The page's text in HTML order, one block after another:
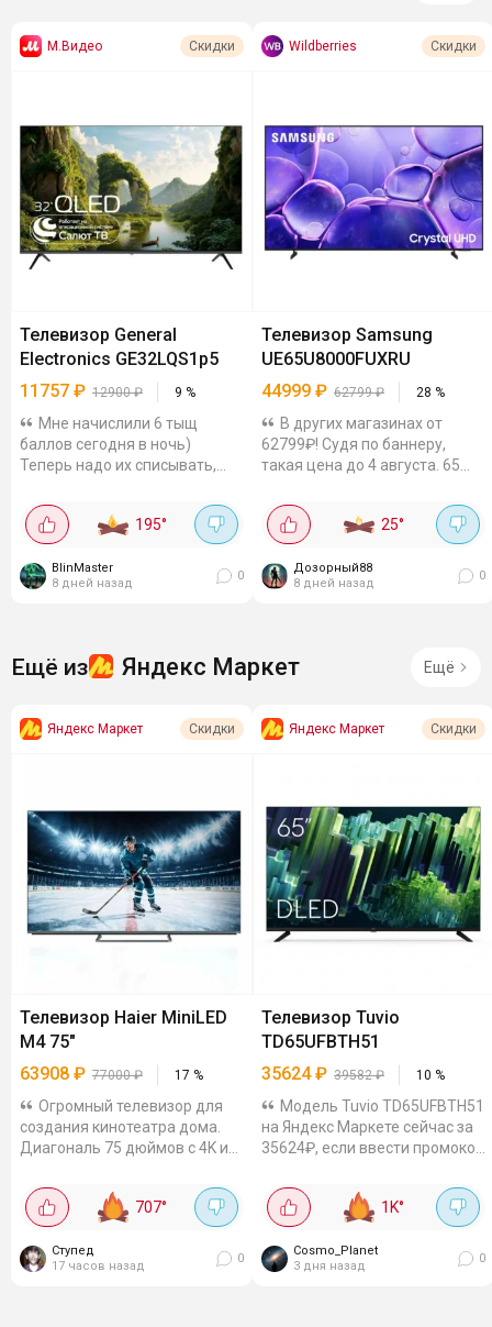
М.Видео Скидки
Телевизор General
Electronics GE32LQS1p5
11757 ₽ 12900₽ 9 %
Мне начислили 6 тыщ
баллов сегодня в ночь)
Теперь надо их списывать,
телевизор на скидке, с
бонусами выходит 11757р. 32
дюйма, кулед, внутри...
195°
BlinMaster
8 дней назад
0
Wildberries Скидки
Телевизор Samsung
UE65U8000FUXRU
44999 ₽ 62799₽ 28 %
В других магазинах от
62799₽! Судя по баннеру,
такая цена до 4 августа. 65
краски сочные, черный
глубокий (спасибо HDR10+).
Операционная система Tizen
OS -...
25°
Дозорный88
8 дней назад
0
Ещё из Яндекс Маркет Ещё
Яндекс Маркет Скидки
Телевизор Haier MiniLED
M4 75"
63908 ₽ 77000₽ 17 %
Огромный телевизор для
создания кинотеатра дома.
Диагональ 75 дюймов с 4K и
Технология Mini LED,
поддержка HDR10, Dolby
Vision. Шустрый смарт-тв на
Google TV 14 с 2/32...
707°
Ступед
17 часов назад
0
Яндекс Маркет Скидки
Телевизор Tuvio
TD65UFBTH51
35624₽ 39582₽ 10 %
Модель Tuvio TD65UFBTH51
на Яндекс Маркете сейчас за
35624₽, если ввести промокод
VA-матрица. Контрастность
радует. Внутри - Google TV,
памяти 64 ГБ - можно...
1K°
Cosmo_Planet
3 дня назад
0